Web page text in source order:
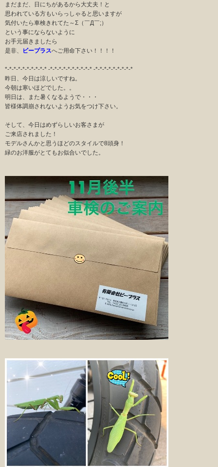
まだまだ、日にちがあるから大丈夫！と
思われている方もいらっしゃると思いますが
気付いたら車検きれてた～Σ（￣Д￣;）
という事にならないように
お手元届きましたら
是非、
ビープラスへご用命下さい！！！！
*-*-*-*-*-*-*-*-*-* -*-*-*-*-*-*-*-*-*-* -*-*-*-*-*-*-*-*-*
昨日、今日は涼しいですね。
今朝は寒いほどでした。。
明日は、また暑くなるようで・・・
皆様体調崩されないようお気をつけ下さい。
そして、今日はめずらしいお客さまが
ご来店されました！
モデルさんかと思うほどのスタイルで8頭身！
緑のお洋服がとてもお似合いでした。